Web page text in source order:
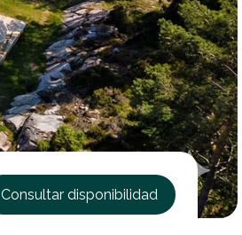
Consultar disponibilidad